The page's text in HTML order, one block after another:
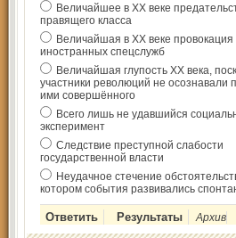
Величайшее в ХХ веке
правящего класса
Величайшая в ХХ веке провокация
иностранных спецслужб
Величайшая глупость ХХ века,
участники революций не осознавали
ими совершённого
Всего лишь не удавшийся
эксперимент
Следствие преступной слабости
государственной власти
Неудачное стечение
котором события развивались
Архив